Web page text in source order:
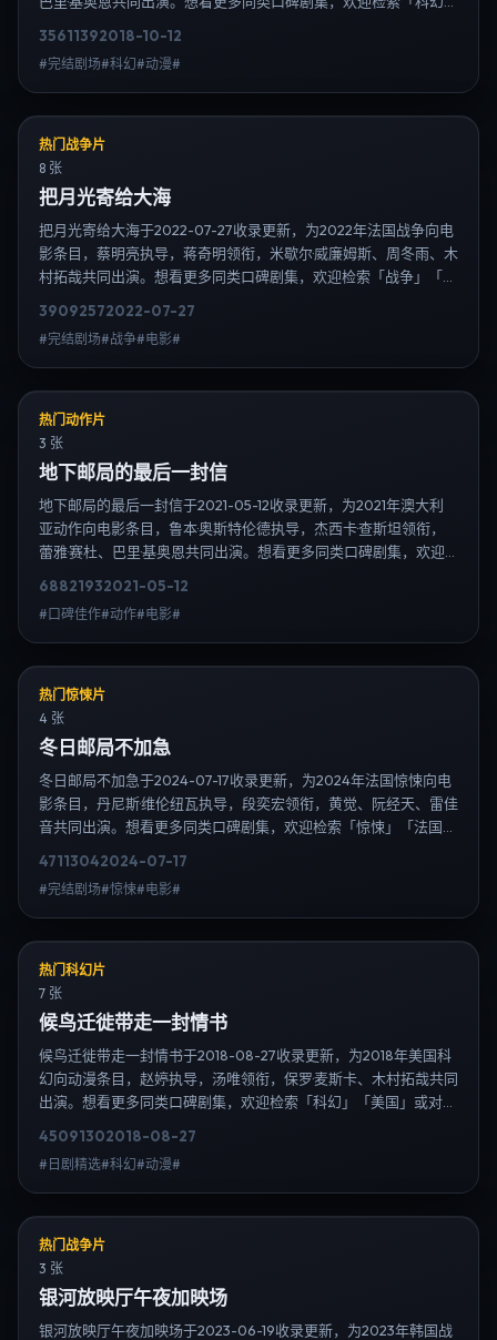
连载信息，延伸检索日韩电视剧、韩剧全集、日剧高清等长尾词。
35611392018-10-12
#完结剧场#科幻#动漫#
热门战争片
8 张
把月光寄给大海
把月光寄给大海于2022-07-27收录更新，为2022年法国战争向电
影条目，蔡明亮执导，蒋奇明领衔，米歇尔·威廉姆斯、周冬雨、木
村拓哉共同出演。想看更多同类口碑剧集，欢迎检索「战争」「法
息，延伸检索日韩电视剧、韩剧全集、日剧高清等长尾词。
39092572022-07-27
#完结剧场#战争#电影#
热门动作片
3 张
地下邮局的最后一封信
地下邮局的最后一封信于2021-05-12收录更新，为2021年澳大利
亚动作向电影条目，鲁本·奥斯特伦德执导，杰西卡·查斯坦领衔，
蕾雅·赛杜、巴里·基奥恩共同出演。想看更多同类口碑剧集，欢迎
演员作品与高清连载信息，延伸检索日韩电视剧、韩剧全集、日剧
高清等长尾词。
68821932021-05-12
#口碑佳作#动作#电影#
热门惊悚片
4 张
冬日邮局不加急
冬日邮局不加急于2024-07-17收录更新，为2024年法国惊悚向电
影条目，丹尼斯·维伦纽瓦执导，段奕宏领衔，黄觉、阮经天、雷佳
音共同出演。想看更多同类口碑剧集，欢迎检索「惊悚」「法国」
延伸检索日韩电视剧、韩剧全集、日剧高清等长尾词。
47113042024-07-17
#完结剧场#惊悚#电影#
热门科幻片
7 张
候鸟迁徙带走一封情书
候鸟迁徙带走一封情书于2018-08-27收录更新，为2018年美国科
幻向动漫条目，赵婷执导，汤唯领衔，保罗·麦斯卡、木村拓哉共同
出演。想看更多同类口碑剧集，欢迎检索「科幻」「美国」或对比
索日韩电视剧、韩剧全集、日剧高清等长尾词。
45091302018-08-27
#日剧精选#科幻#动漫#
热门战争片
3 张
银河放映厅午夜加映场
银河放映厅午夜加映场于2023-06-19收录更新，为2023年韩国战